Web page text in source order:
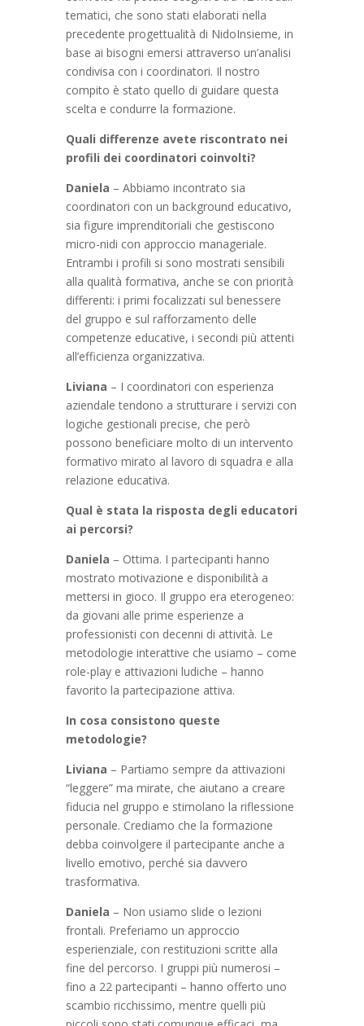
tematici, che sono stati elaborati nella
precedente progettualità di NidoInsieme, in
base ai bisogni emersi attraverso un’analisi
condivisa con i coordinatori. Il nostro
compito è stato quello di guidare questa
scelta e condurre la formazione.
Quali differenze avete riscontrato nei
profili dei coordinatori coinvolti?
Daniela – Abbiamo incontrato sia
coordinatori con un background educativo,
sia figure imprenditoriali che gestiscono
micro-nidi con approccio manageriale.
Entrambi i profili si sono mostrati sensibili
alla qualità formativa, anche se con priorità
differenti: i primi focalizzati sul benessere
del gruppo e sul rafforzamento delle
competenze educative, i secondi più attenti
all’efficienza organizzativa.
Liviana – I coordinatori con esperienza
aziendale tendono a strutturare i servizi con
logiche gestionali precise, che però
possono beneficiare molto di un intervento
formativo mirato al lavoro di squadra e alla
relazione educativa.
Qual è stata la risposta degli educatori
ai percorsi?
Daniela – Ottima. I partecipanti hanno
mostrato motivazione e disponibilità a
mettersi in gioco. Il gruppo era eterogeneo:
da giovani alle prime esperienze a
professionisti con decenni di attività. Le
metodologie interattive che usiamo – come
role-play e attivazioni ludiche – hanno
favorito la partecipazione attiva.
In cosa consistono queste
metodologie?
Liviana – Partiamo sempre da attivazioni
“leggere” ma mirate, che aiutano a creare
fiducia nel gruppo e stimolano la riflessione
personale. Crediamo che la formazione
debba coinvolgere il partecipante anche a
livello emotivo, perché sia davvero
trasformativa.
Daniela – Non usiamo slide o lezioni
frontali. Preferiamo un approccio
esperienziale, con restituzioni scritte alla
fine del percorso. I gruppi più numerosi –
fino a 22 partecipanti – hanno offerto uno
scambio ricchissimo, mentre quelli più